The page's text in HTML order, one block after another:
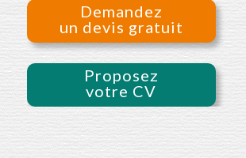
Demandez
un devis gratuit
Proposez
votre CV